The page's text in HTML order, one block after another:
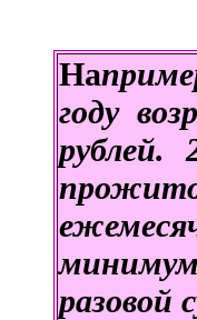
На
году
рублей.
разовой